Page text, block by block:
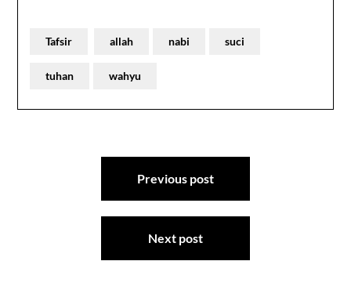
Tafsir allah nabi suci
tuhan wahyu
Previous post
Next post